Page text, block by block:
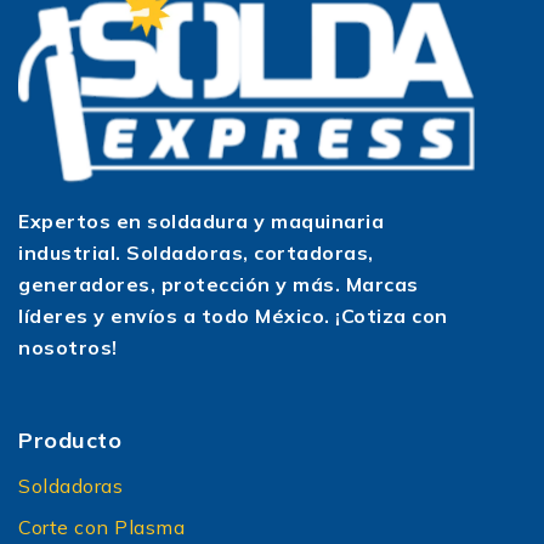
Expertos en soldadura y maquinaria
industrial. Soldadoras, cortadoras,
generadores, protección y más. Marcas
líderes y envíos a todo México. ¡Cotiza con
nosotros!
Producto
Soldadoras
Corte con Plasma